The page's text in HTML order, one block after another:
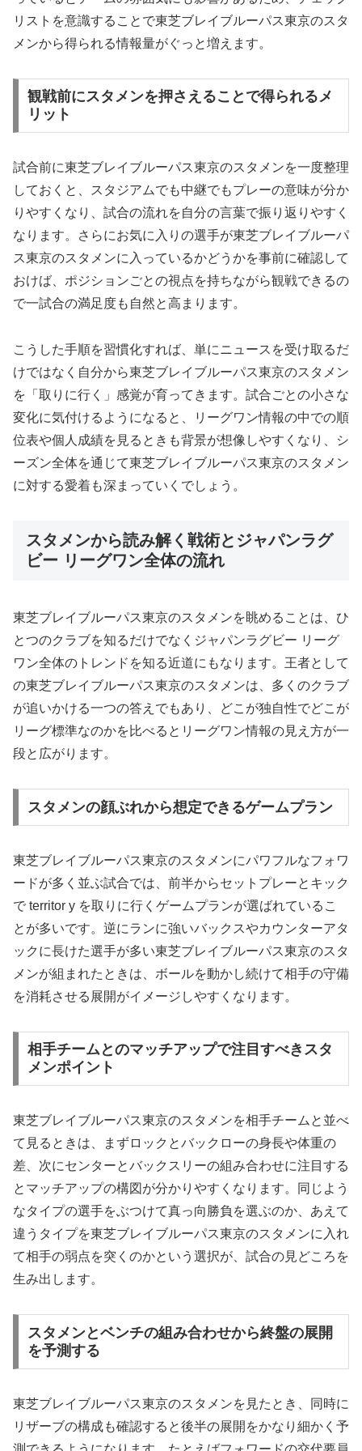
リストを意識することで東芝ブレイブルーパス東京のスタ
メンから得られる情報量がぐっと増えます。
観戦前にスタメンを押さえることで得られるメ
リット
試合前に東芝ブレイブルーパス東京のスタメンを一度整理
しておくと、スタジアムでも中継でもプレーの意味が分か
りやすくなり、試合の流れを自分の言葉で振り返りやすく
なります。さらにお気に入りの選手が東芝ブレイブルーパ
ス東京のスタメンに入っているかどうかを事前に確認して
おけば、ポジションごとの視点を持ちながら観戦できるの
で一試合の満足度も自然と高まります。
こうした手順を習慣化すれば、単にニュースを受け取るだ
けではなく自分から東芝ブレイブルーパス東京のスタメン
を「取りに行く」感覚が育ってきます。試合ごとの小さな
変化に気付けるようになると、リーグワン情報の中での順
位表や個人成績を見るときも背景が想像しやすくなり、シ
ーズン全体を通じて東芝ブレイブルーパス東京のスタメン
に対する愛着も深まっていくでしょう。
スタメンから読み解く戦術とジャパンラグ
ビー リーグワン全体の流れ
東芝ブレイブルーパス東京のスタメンを眺めることは、ひ
とつのクラブを知るだけでなくジャパンラグビー リーグ
ワン全体のトレンドを知る近道にもなります。王者として
の東芝ブレイブルーパス東京のスタメンは、多くのクラブ
が追いかける一つの答えでもあり、どこが独自性でどこが
リーグ標準なのかを比べるとリーグワン情報の見え方が一
段と広がります。
スタメンの顔ぶれから想定できるゲームプラン
東芝ブレイブルーパス東京のスタメンにパワフルなフォワ
ードが多く並ぶ試合では、前半からセットプレーとキック
で territor y を取りに行くゲームプランが選ばれているこ
とが多いです。逆にランに強いバックスやカウンターアタ
ックに長けた選手が多い東芝ブレイブルーパス東京のスタ
メンが組まれたときは、ボールを動かし続けて相手の守備
を消耗させる展開がイメージしやすくなります。
相手チームとのマッチアップで注目すべきスタ
メンポイント
東芝ブレイブルーパス東京のスタメンを相手チームと並べ
て見るときは、まずロックとバックローの身長や体重の
差、次にセンターとバックスリーの組み合わせに注目する
とマッチアップの構図が分かりやすくなります。同じよう
なタイプの選手をぶつけて真っ向勝負を選ぶのか、あえて
違うタイプを東芝ブレイブルーパス東京のスタメンに入れ
て相手の弱点を突くのかという選択が、試合の見どころを
生み出します。
スタメンとベンチの組み合わせから終盤の展開
を予測する
東芝ブレイブルーパス東京のスタメンを見たとき、同時に
リザーブの構成も確認すると後半の展開をかなり細かく予